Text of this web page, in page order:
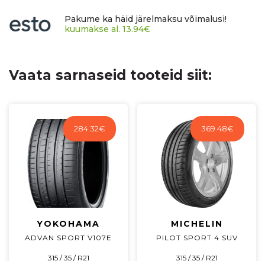
Pakume ka häid järelmaksu võimalusi!
kuumakse al. 13.94€
Vaata sarnaseid tooteid siit:
284.32€
YOKOHAMA
ADVAN SPORT V107E
315 / 35 / R21
369.48€
MICHELIN
PILOT SPORT 4 SUV
315 / 35 / R21